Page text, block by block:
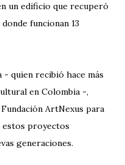
un edificio que recuperó
funcionan 13
quien recibió hace más
en Colombia -,
ArtNexus para
estos proyectos
generaciones.